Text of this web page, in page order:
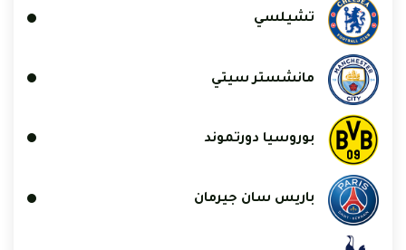
تشيلسي
مانشستر سيتي
بوروسيا دورتموند
باريس سان جيرمان